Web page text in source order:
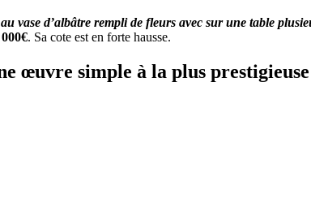
vase d’albâtre rempli de fleurs avec sur une table
. Sa cote est en forte hausse.
œuvre simple à la plus prestigieuse